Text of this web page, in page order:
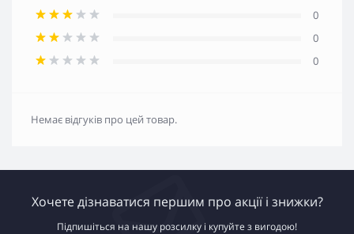
0
0
0
Немає відгуків про цей товар.
Хочете дізнаватися першим про акції і знижки?
Підпишіться на нашу розсилку і купуйте з вигодою!